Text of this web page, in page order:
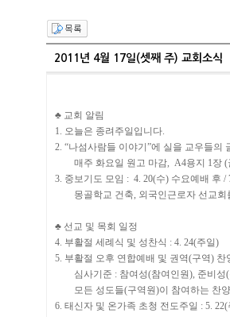
2011년 4월 17일(셋째 주) 교회소식
♣ 교회 알림
1. 오늘은 종려주일입니다.
2. “나섬사람들 이야기”에 실을 교우들의
매주 화요일 원고 마감, A4용지 1장 (
3. 중보기도 모임 : 4. 20(수) 수요예배 후 /
몽골학교 건축, 외국인근로자 선교회
♣ 선교 및 목회 일정
4. 부활절 세례식 및 성찬식 : 4. 24(주일)
5. 부활절 오후 연합예배 및 권역(구역) 찬
심사기준 : 참여성(참여인원), 준비성(
모든 성도들(구역원)이 참여하는 찬양
6. 태신자 및 온가족 초청 전도주일 : 5.